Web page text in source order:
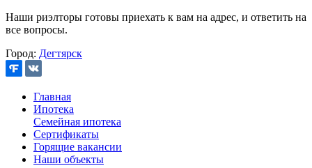
Наши риэлторы готовы приехать к вам на адрес, и ответить на
все вопросы.
Город: Дегтярск
Главная
Ипотека
Семейная ипотека
Сертификаты
Горящие вакансии
Наши объекты